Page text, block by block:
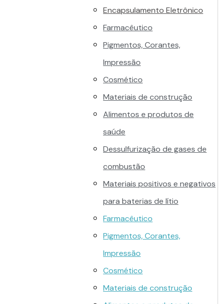
Encapsulamento Eletrônico
Farmacêutico
Pigmentos, Corantes,
Impressão
Cosmético
Materiais de construção
Alimentos e produtos de
saúde
Dessulfurização de gases de
combustão
Materiais positivos e negativos
para baterias de lítio
Farmacêutico
Pigmentos, Corantes,
Impressão
Cosmético
Materiais de construção